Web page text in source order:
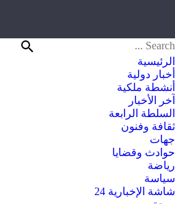
الرئيسية
أخبار دولية
أنشطة ملكية
آخر الأخبار
السلطة الرابعة
ثقافة وفنون
جهات
حوادث وقضايا
رياضة
سياسة
شاشة الإخبارية 24